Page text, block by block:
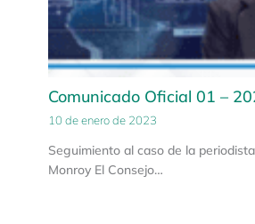
Comunicado Oficial 01 –
10 de enero de 2023
Seguimiento al caso de la
Monroy El Consejo…